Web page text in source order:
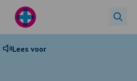
Lees voor